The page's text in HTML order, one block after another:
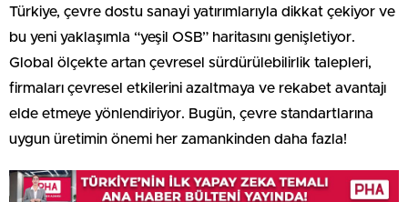
Türkiye, çevre dostu sanayi yatırımlarıyla dikkat çekiyor ve
bu yeni yaklaşımla “yeşil OSB” haritasını genişletiyor.
Global ölçekte artan çevresel sürdürülebilirlik talepleri,
firmaları çevresel etkilerini azaltmaya ve rekabet avantajı
elde etmeye yönlendiriyor. Bugün, çevre standartlarına
uygun üretimin önemi her zamankinden daha fazla!